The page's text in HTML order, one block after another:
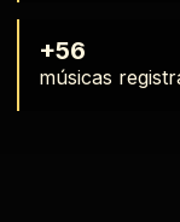
+56
músicas